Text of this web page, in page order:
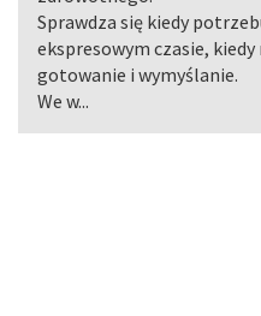
Sprawdza się kiedy
ekspresowym czasie, kiedy
gotowanie i wymyślanie.
We w...